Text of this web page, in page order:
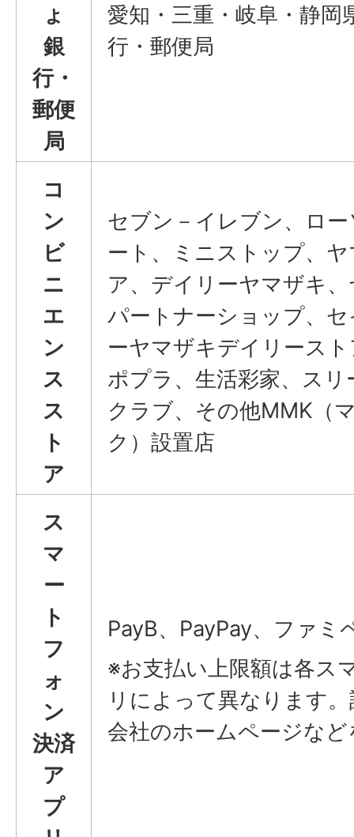
ょ
銀
行・
郵便
局
愛知・三重・岐阜・静岡
行・郵便局
コ
ン
ビ
ニ
エ
ン
ス
ス
ト
ア
セブン－イレブン、ロ
ート、ミニストップ、
ア、デイリーヤマザキ
パートナーショップ、
ーヤマザキデイリース
ポプラ、生活彩家、ス
クラブ、その他MMK（
ク）設置店
ス
マ
ー
ト
フ
ォ
ン
決済
ア
プ
PayB、PayPay、ファミ
※お支払い上限額は各ス
リによって異なります
会社のホームページな